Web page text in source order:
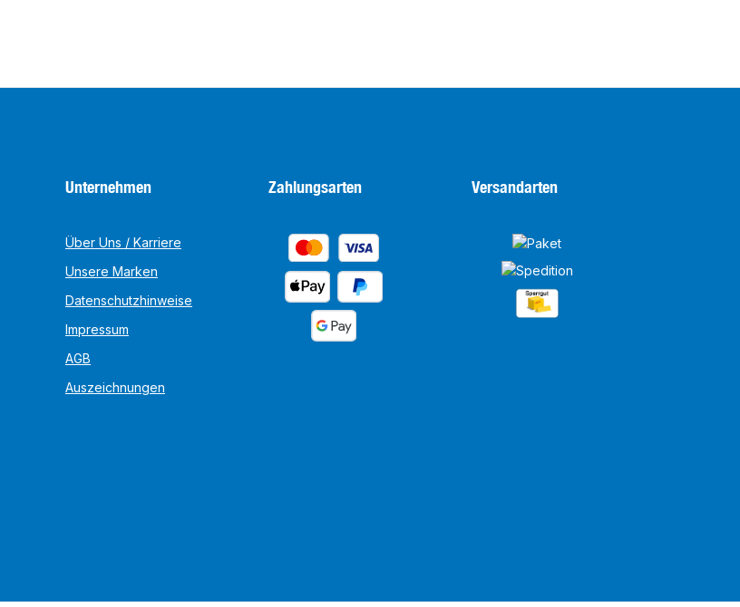
Unternehmen
Über Uns / Karriere
Unsere Marken
Datenschutzhinweise
Impressum
AGB
Auszeichnungen
Zahlungsarten Versandarten